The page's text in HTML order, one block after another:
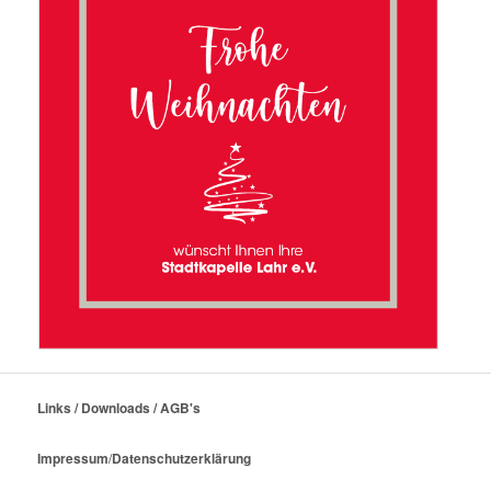
Links / Downloads / AGB's
Impressum/Datenschutzerklärung